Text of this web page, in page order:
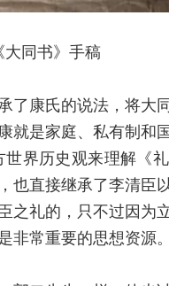
大同书》手稿
了康氏的说法，将大
是家庭、私有制和
界历史观来理解《
也直接继承了李清臣
之礼的，只不过因为
非常重要的思想资源。